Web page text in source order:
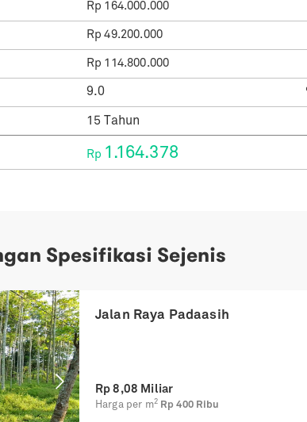
Rp 164.000.000
Rp 49.200.000
Rp 114.800.000
Rp 1.164.378
Spesifikasi Sejenis
Next
Jalan Raya Padaasih
Rp 8,08 Miliar
Harga per m2 Rp 400 Ribu